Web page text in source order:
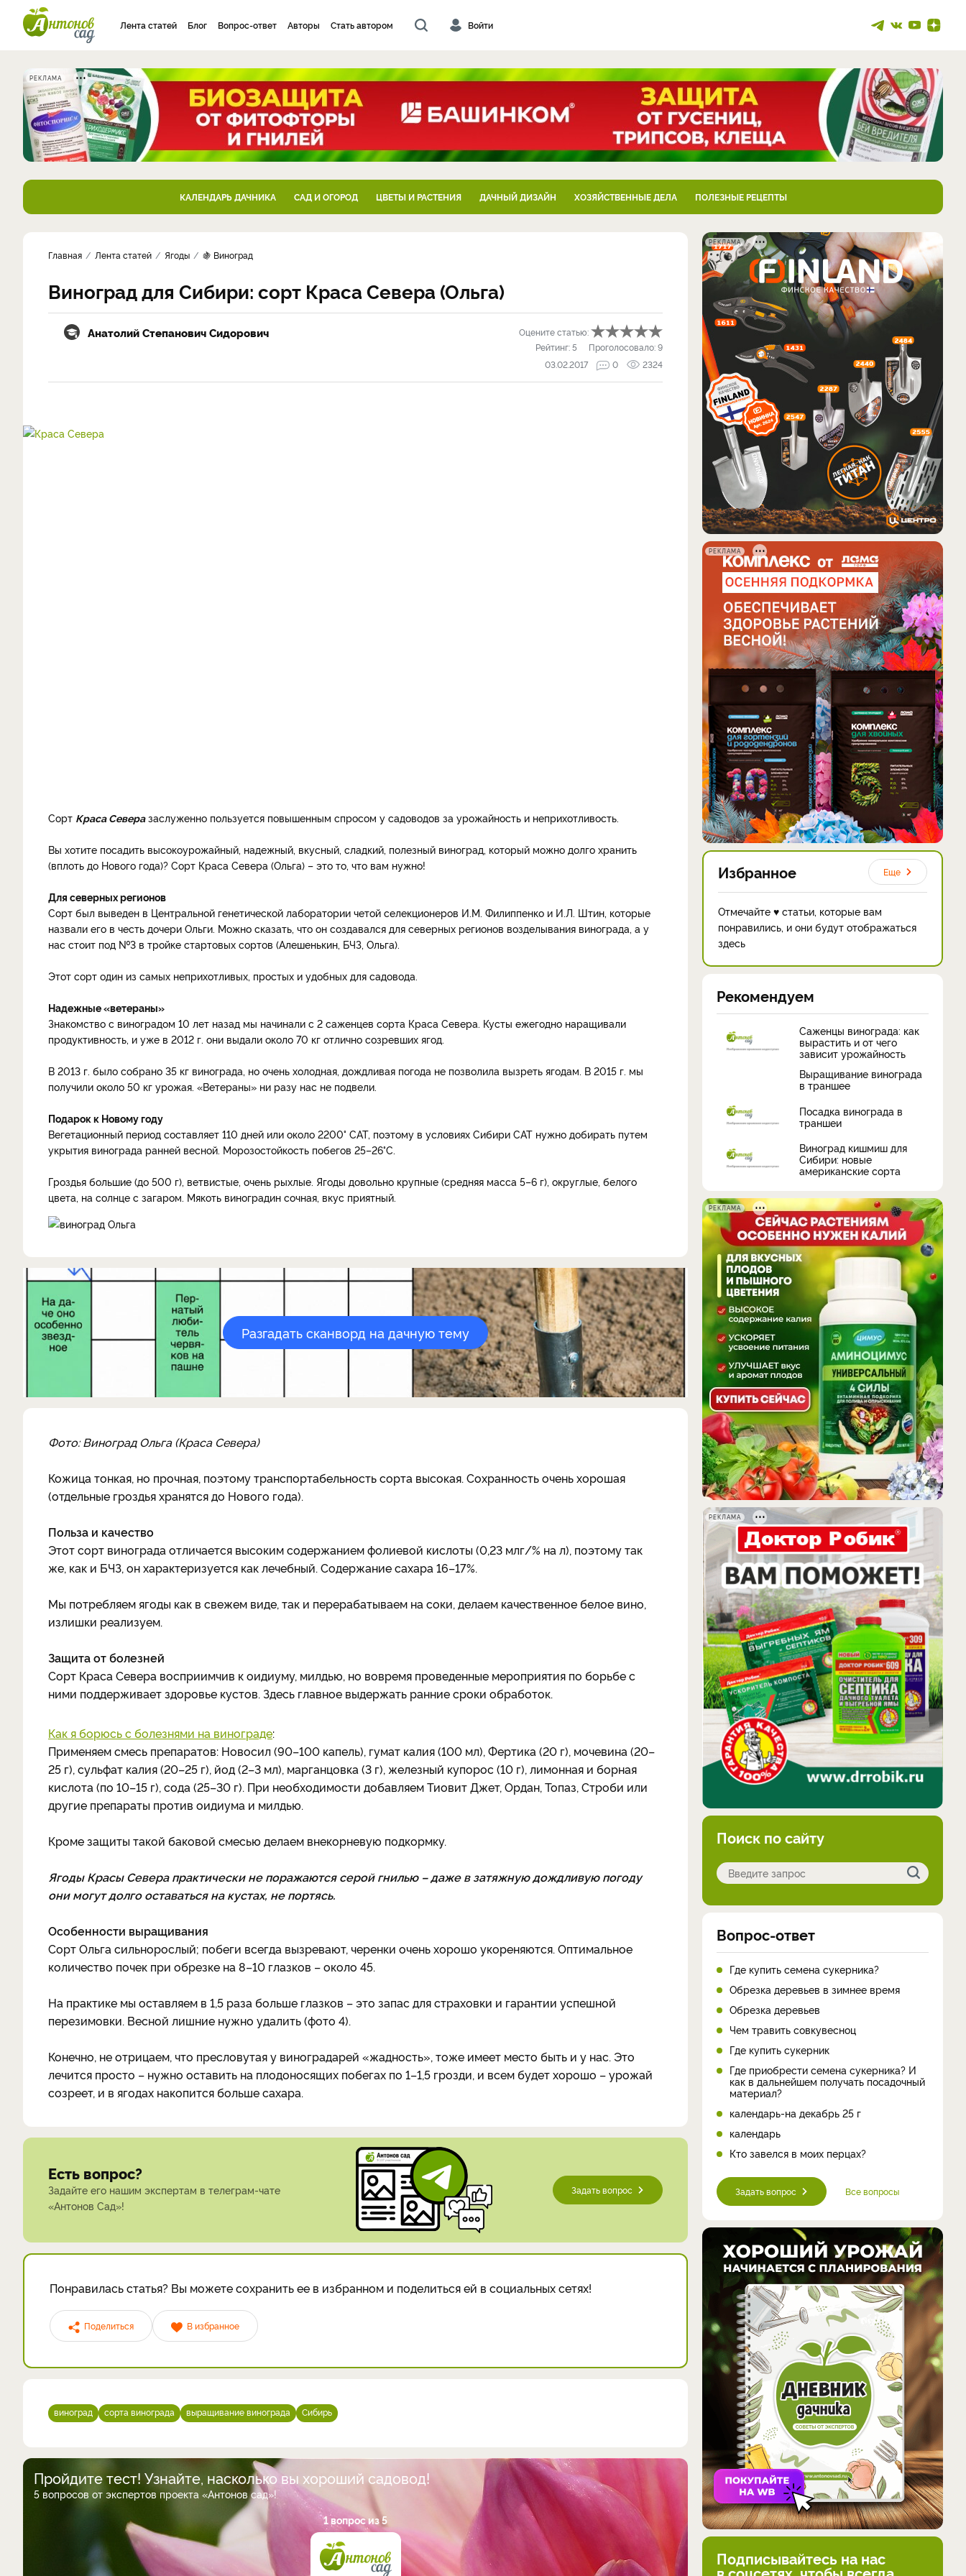
Лента статей Блог Вопрос-ответ Авторы Стать автором Войти
РЕКЛАМА
КАЛЕНДАРЬ ДАЧНИКА САД И ОГОРОД ЦВЕТЫ И РАСТЕНИЯ ДАЧНЫЙ ДИЗАЙН ХОЗЯЙСТВЕННЫЕ ДЕЛА ПОЛЕЗНЫЕ РЕЦЕПТЫ
Главная Лента статей Ягоды 🍇 Виноград
Виноград для Сибири: сорт Краса Севера (Ольга)
Анатолий Степанович Сидорович
Оцените статью:
Рейтинг:5 Проголосовало:9
03.02.2017
0 2324
Сорт Краса Северазаслуженно пользуется повышенным спросом у садоводов за урожайность и неприхотливость.
Вы хотите посадить высокоурожайный, надежный, вкусный, сладкий, полезный виноград, который можно долго хранить
(вплоть до Нового года)? Сорт Краса Севера (Ольга) – это то, что вам нужно!
Для северных регионов
Сорт был выведен в Центральной генетической лаборатории четой селекционеров И.М. Филиппенко и И.Л. Штин, которые
назвали его в честь дочери Ольги. Можно сказать, что он создавался для северных регионов возделывания винограда, а у
нас стоит под №3 в тройке стартовых сортов (Алешенькин, БЧЗ, Ольга).
Этот сорт один из самых неприхотливых, простых и удобных для садовода.
Надежные «ветераны»
Знакомство с виноградом 10 лет назад мы начинали с 2 саженцев сорта Краса Севера. Кусты ежегодно наращивали
продуктивность, и уже в 2012 г. они выдали около 70 кг отлично созревших ягод.
В 2013 г. было собрано 35 кг винограда, но очень холодная, дождливая погода не позволила вызреть ягодам. В 2015 г. мы
получили около 50 кг урожая. «Ветераны» ни разу нас не подвели.
Подарок к Новому году
Вегетационный период составляет 110 дней или около 2200° САТ, поэтому в условиях Сибири САТ нужно добирать путем
укрытия винограда ранней весной. Морозостойкость побегов 25–26°С.
Гроздья большие (до 500 г), ветвистые, очень рыхлые. Ягоды довольно крупные (средняя масса 5–6 г), округлые, белого
цвета, на солнце с загаром. Мякоть виноградин сочная, вкус приятный.
Разгадать сканворд на дачную тему
Фото: Виноград Ольга (Краса Севера)
Кожица тонкая, но прочная, поэтому транспортабельность сорта высокая. Сохранность очень хорошая
(отдельные гроздья хранятся до Нового года).
Польза и качество
Этот сорт винограда отличается высоким содержанием фолиевой кислоты (0,23 млг/% на л), поэтому так
же, как и БЧЗ, он характеризуется как лечебный. Содержание сахара 16–17%.
Мы потребляем ягоды как в свежем виде, так и перерабатываем на соки, делаем качественное белое вино,
излишки реализуем.
Защита от болезней
Сорт Краса Севера восприимчив к оидиуму, милдью, но вовремя проведенные мероприятия по борьбе с
ними поддерживает здоровье кустов. Здесь главное выдержать ранние сроки обработок.
Как я борюсь с болезнями на винограде:
Применяем смесь препаратов: Новосил (90–100 капель), гумат калия (100 мл), Фертика (20 г), мочевина (20–
25 г), сульфат калия (20–25 г), йод (2–3 мл), марганцовка (3 г), железный купорос (10 г), лимонная и борная
кислота (по 10–15 г), сода (25–30 г). При необходимости добавляем Тиовит Джет, Ордан, Топаз, Строби или
другие препараты против оидиума и милдью.
Кроме защиты такой баковой смесью делаем внекорневую подкормку.
Ягоды Красы Севера практически не поражаются серой гнилью – даже в затяжную дождливую погоду
они могут долго оставаться на кустах, не портясь.
Особенности выращивания
Сорт Ольга сильнорослый; побеги всегда вызревают, черенки очень хорошо укореняются. Оптимальное
количество почек при обрезке на 8–10 глазков – около 45.
На практике мы оставляем в 1,5 раза больше глазков – это запас для страховки и гарантии успешной
перезимовки. Весной лишние нужно удалить (фото 4).
Конечно, не отрицаем, что пресловутая у виноградарей «жадность», тоже имеет место быть и у нас. Это
лечится просто – нужно оставить на плодоносящих побегах по 1–1,5 грозди, и всем будет хорошо – урожай
созреет, и в ягодах накопится больше сахара.
Есть вопрос?
Задайте его нашим экспертам в телеграм-чате
«Антонов Сад»!
Задать вопрос
Понравилась статья? Вы можете сохранить ее в избранном и поделиться ей в социальных сетях!
Поделиться В избранное
виноград сорта винограда выращивание винограда Сибирь
Пройдите тест! Узнайте, насколько вы хороший садовод!
5 вопросов от экспертов проекта «Антонов сад»!
1 вопрос из 5
РЕКЛАМА
РЕКЛАМА
Избранное Еще
Отмечайте ♥ статьи, которые вам
понравились, и они будут отображаться
здесь
Рекомендуем
Саженцы винограда: как
вырастить и от чего
зависит урожайность
Выращивание винограда
в траншее
Посадка винограда в
траншеи
Виноград кишмиш для
Сибири: новые
американские сорта
РЕКЛАМА
РЕКЛАМА
Поиск по сайту
Вопрос-ответ
Где купить семена сукерника?
Обрезка деревьев в зимнее время
Обрезка деревьев
Чем травить совкувесноц
Где купить сукерник
Где приобрести семена сукерника? И
как в дальнейшем получать посадочный
материал?
календарь-на декабрь 25 г
календарь
Кто завелся в моих перцах?
Задать вопрос Все вопросы
Подписывайтесь на нас